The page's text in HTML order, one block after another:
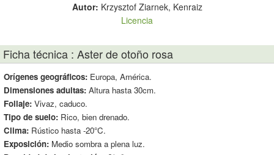
Autor: Krzysztof Ziarnek, Kenraiz
Licencia
Ficha técnica : Aster de otoño rosa
Orígenes geográficos: Europa, América.
Dimensiones adultas: Altura hasta 30cm.
Follaje: Vivaz, caduco.
Tipo de suelo: Rico, bien drenado.
Clima: Rústico hasta -20°C.
Exposición: Medio sombra a plena luz.